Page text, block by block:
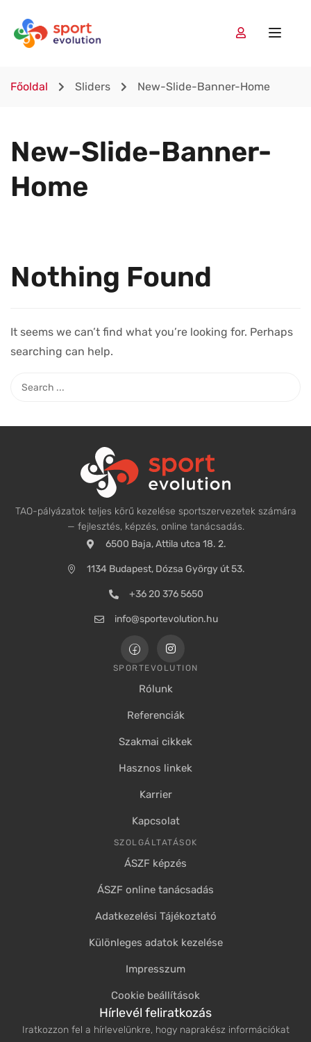
Főoldal Sliders New-Slide-Banner-Home
New-Slide-Banner-
Home
Nothing Found
It seems we can’t find what you’re looking for. Perhaps
searching can help.
TAO-pályázatok teljes körű kezelése sportszervezetek számára
— fejlesztés, képzés, online tanácsadás.
6500 Baja, Attila utca 18. 2.
1134 Budapest, Dózsa György út 53.
+36 20 376 5650
info@sportevolution.hu
SPORTEVOLUTION
Rólunk
Referenciák
Szakmai cikkek
Hasznos linkek
Karrier
Kapcsolat
SZOLGÁLTATÁSOK
ÁSZF képzés
ÁSZF online tanácsadás
Adatkezelési Tájékoztató
Különleges adatok kezelése
Impresszum
Cookie beállítások
Hírlevél feliratkozás
Iratkozzon fel a hírlevelünkre, hogy naprakész információkat